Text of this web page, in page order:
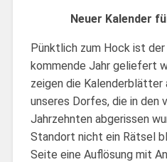
Neuer Kalender
Pünktlich zum Hock ist
kommende Jahr geliefert
zeigen die Kalenderblätter
unseres Dorfes, die in den
Jahrzehnten abgerissen
Standort nicht ein Rätsel
Seite eine Auflösung mit